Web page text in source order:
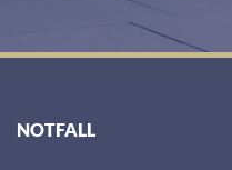
NOTFALL